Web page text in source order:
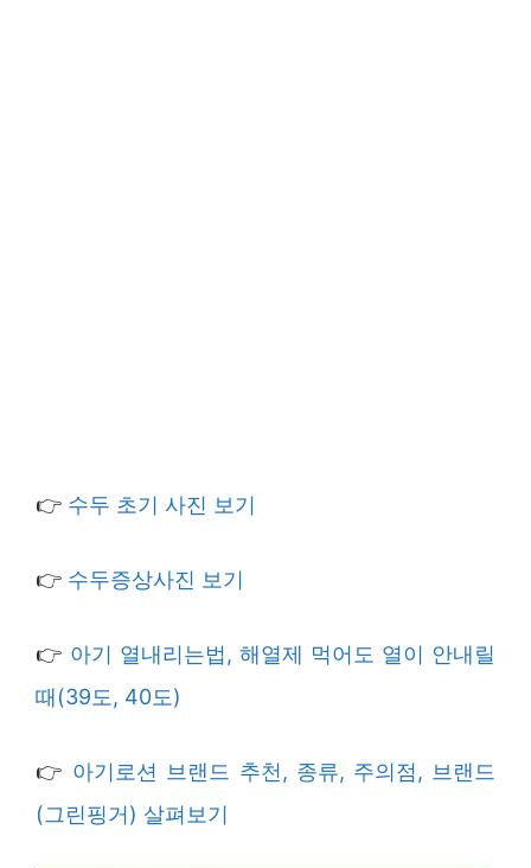
👉 수두 초기 사진 보기
👉 수두증상사진 보기
👉 아기 열내리는법, 해열제 먹어도 열이 안내릴
때(39도, 40도)
👉 아기로션 브랜드 추천, 종류, 주의점, 브랜드
(그린핑거) 살펴보기